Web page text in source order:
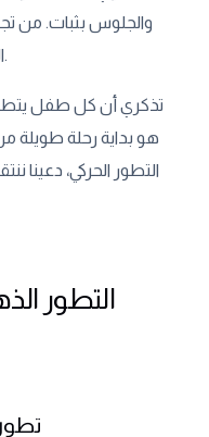
والجلوس بثبات. من
البطن تحديًا، لكن النتيجة تستحق الجهد.
تذكري أن كل طفل
هو بداية رحلة طويلة
التطور الحركي،
التطور